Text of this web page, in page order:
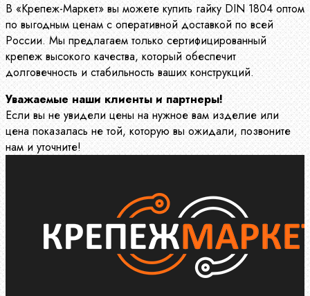
В «Крепеж-Маркет» вы можете купить гайку DIN 1804 оптом
по выгодным ценам с оперативной доставкой по всей
России. Мы предлагаем только сертифицированный
крепеж высокого качества, который обеспечит
долговечность и стабильность ваших конструкций.
Уважаемые наши клиенты и партнеры!
Если вы не увидели цены на нужное вам изделие или
цена показалась не той, которую вы ожидали, позвоните
нам и уточните!